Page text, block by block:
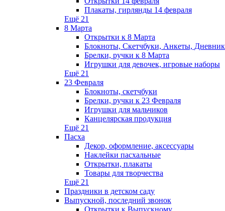
Плакаты, гирлянды 14 февраля
Ещё 21
8 Марта
Открытки к 8 Марта
Блокноты, Скетчбуки, Анкеты,
Брелки, ручки к 8 Марта
Игрушки для девочек, игровые наборы
Ещё 21
23 Февраля
Блокноты, скетчбуки
Брелки, ручки к 23 Февраля
Игрушки для мальчиков
Канцелярская продукция
Ещё 21
Пасха
Декор, оформление, аксессуары
Наклейки пасхальные
Открытки, плакаты
Товары для творчества
Ещё 21
Праздники в детском саду
Выпускной, последний звонок
Открытки к Выпускному